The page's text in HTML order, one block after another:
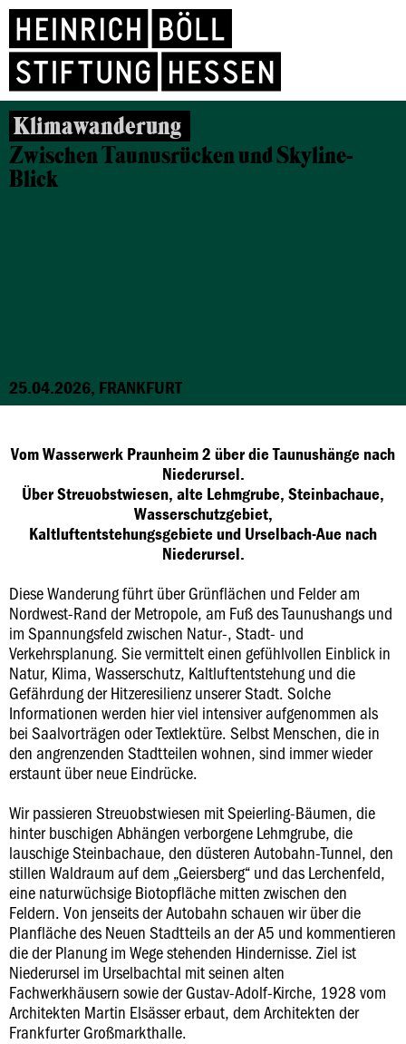
Klimawanderung
Zwischen Taunusrücken und Skyline-
Blick
25.04.2026, FRANKFURT
Vom Wasserwerk Praunheim 2 über die Taunushänge nach
Niederursel.
Über Streuobstwiesen, alte Lehmgrube, Steinbachaue,
Wasserschutzgebiet,
Kaltluftentstehungsgebiete und Urselbach-Aue nach
Niederursel.
Diese Wanderung führt über Grünflächen und Felder am
Nordwest-Rand der Metropole, am Fuß des Taunushangs und
im Spannungsfeld zwischen Natur-, Stadt- und
Verkehrsplanung. Sie vermittelt einen gefühlvollen Einblick in
Natur, Klima, Wasserschutz, Kaltluftentstehung und die
Gefährdung der Hitzeresilienz unserer Stadt. Solche
Informationen werden hier viel intensiver aufgenommen als
bei Saalvorträgen oder Textlektüre. Selbst Menschen, die in
den angrenzenden Stadtteilen wohnen, sind immer wieder
erstaunt über neue Eindrücke.
Wir passieren Streuobstwiesen mit Speierling-Bäumen, die
hinter buschigen Abhängen verborgene Lehmgrube, die
lauschige Steinbachaue, den düsteren Autobahn-Tunnel, den
stillen Waldraum auf dem „Geiersberg“ und das Lerchenfeld,
eine naturwüchsige Biotopfläche mitten zwischen den
Feldern. Von jenseits der Autobahn schauen wir über die
Planfläche des Neuen Stadtteils an der A5 und kommentieren
die der Planung im Wege stehenden Hindernisse. Ziel ist
Niederursel im Urselbachtal mit seinen alten
Fachwerkhäusern sowie der Gustav-Adolf-Kirche, 1928 vom
Architekten Martin Elsässer erbaut, dem Architekten der
Frankfurter Großmarkthalle.